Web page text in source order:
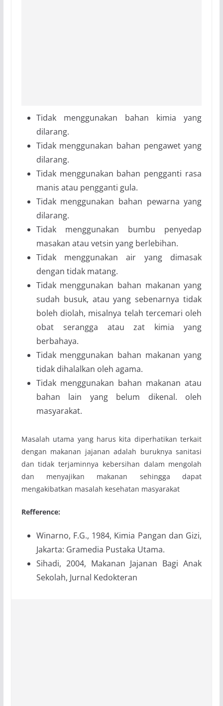
Tidak menggunakan bahan kimia yang
dilarang.
Tidak menggunakan bahan pengawet yang
dilarang.
Tidak menggunakan bahan pengganti rasa
manis atau pengganti gula.
Tidak menggunakan bahan pewarna yang
dilarang.
Tidak menggunakan bumbu penyedap
masakan atau vetsin yang berlebihan.
Tidak menggunakan air yang dimasak
dengan tidak matang.
Tidak menggunakan bahan makanan yang
sudah busuk, atau yang sebenarnya tidak
boleh diolah, misalnya telah tercemari oleh
obat serangga atau zat kimia yang
berbahaya.
Tidak menggunakan bahan makanan yang
tidak dihalalkan oleh agama.
Tidak menggunakan bahan makanan atau
bahan lain yang belum dikenal. oleh
masyarakat.
Masalah utama yang harus kita diperhatikan terkait
dengan makanan jajanan adalah buruknya sanitasi
dan tidak terjaminnya kebersihan dalam mengolah
dan menyajikan makanan sehingga dapat
mengakibatkan masalah kesehatan masyarakat
Refference:
Winarno, F.G., 1984, Kimia Pangan dan Gizi,
Jakarta: Gramedia Pustaka Utama.
Sihadi, 2004, Makanan Jajanan Bagi Anak
Sekolah, Jurnal Kedokteran